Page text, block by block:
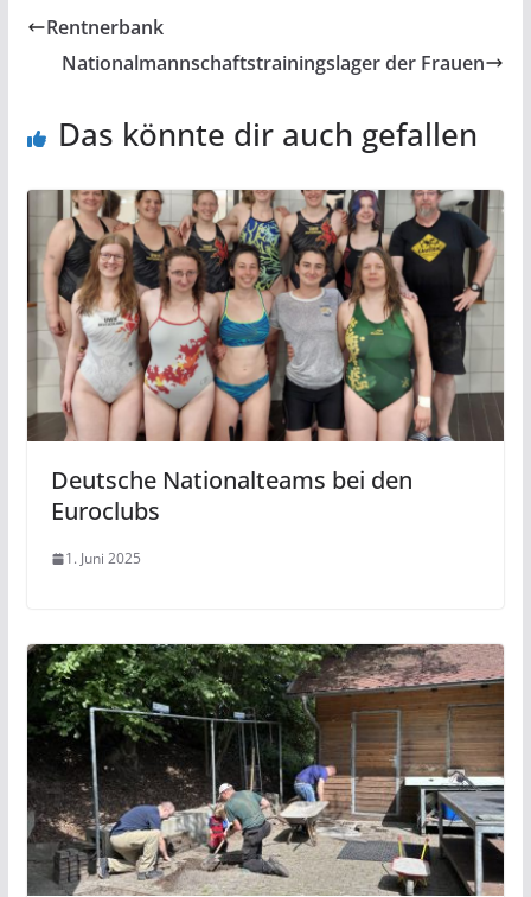
Rentnerbank
Nationalmannschaftstrainingslager der Frauen
Das könnte dir auch gefallen
Deutsche Nationalteams bei den
Euroclubs
1. Juni 2025